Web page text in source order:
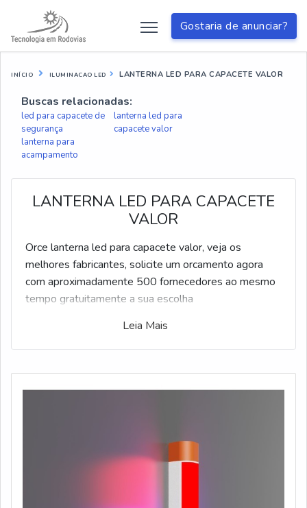
Gostaria de anunciar?
INÍCIO ILUMINACAO LED LANTERNA LED PARA CAPACETE VALOR
Buscas relacionadas:
led para capacete de
segurança
lanterna led para
capacete valor
lanterna para
acampamento
LANTERNA LED PARA CAPACETE
VALOR
Orce lanterna led para capacete valor, veja os
melhores fabricantes, solicite um orcamento agora
com aproximadamente 500 fornecedores ao mesmo
tempo gratuitamente a sua escolha
Leia Mais